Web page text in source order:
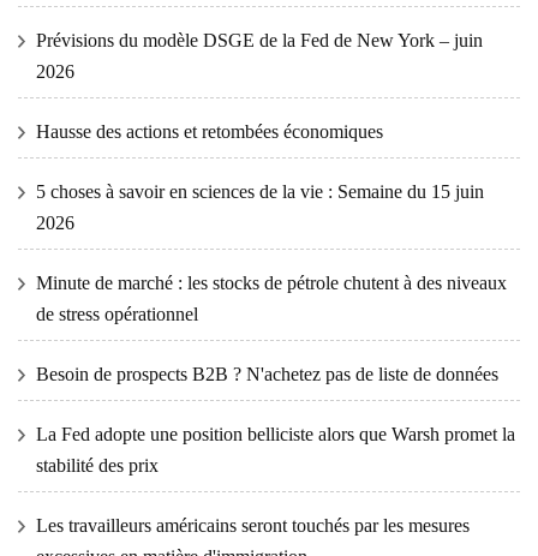
Prévisions du modèle DSGE de la Fed de New York – juin
2026
Hausse des actions et retombées économiques
5 choses à savoir en sciences de la vie : Semaine du 15 juin
2026
Minute de marché : les stocks de pétrole chutent à des niveaux
de stress opérationnel
Besoin de prospects B2B ? N'achetez pas de liste de données
La Fed adopte une position belliciste alors que Warsh promet la
stabilité des prix
Les travailleurs américains seront touchés par les mesures